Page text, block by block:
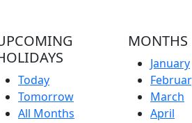
Today
Tomorrow
All Months
MONTHS
January
March
April